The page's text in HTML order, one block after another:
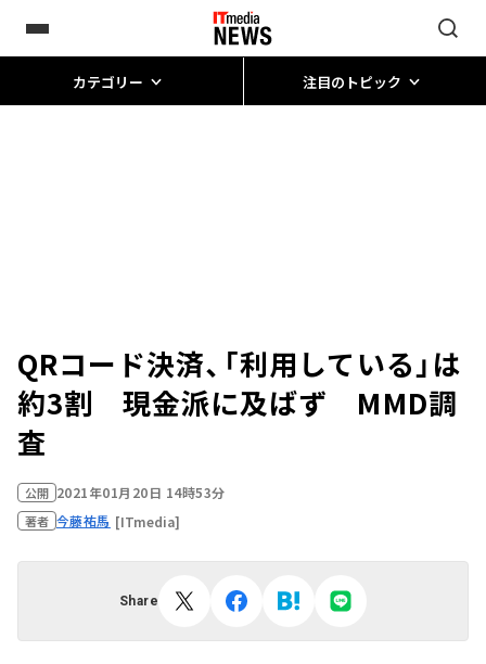
カテゴリー 注目のトピック
QRコード決済、「利用している」は
約3割 現金派に及ばず MMD調
査
公開 2021年01月20日 14時53分
著者 今藤祐馬 [ITmedia]
Share